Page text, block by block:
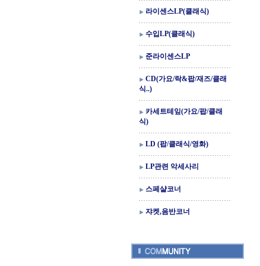
라이센스LP(클래식)
수입LP(클래식)
준라이센스LP
CD(가요/락&팝/재즈/클래
식..)
카세트테잎(가요/팝/클래
식)
LD (팝/클래식/영화)
LP관련 악세사리
스페샬코너
쟈켓,음반코너